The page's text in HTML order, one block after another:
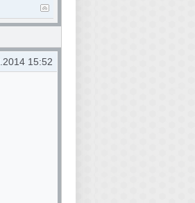
15:52